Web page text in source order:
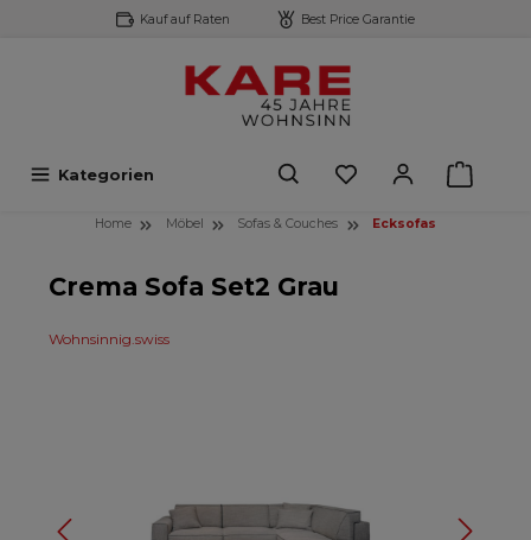
springen Kauf auf Raten Best Price Garantie
Kategorien
Home Möbel Sofas & Couches Ecksofas
Crema Sofa Set2 Grau
Wohnsinnig.swiss